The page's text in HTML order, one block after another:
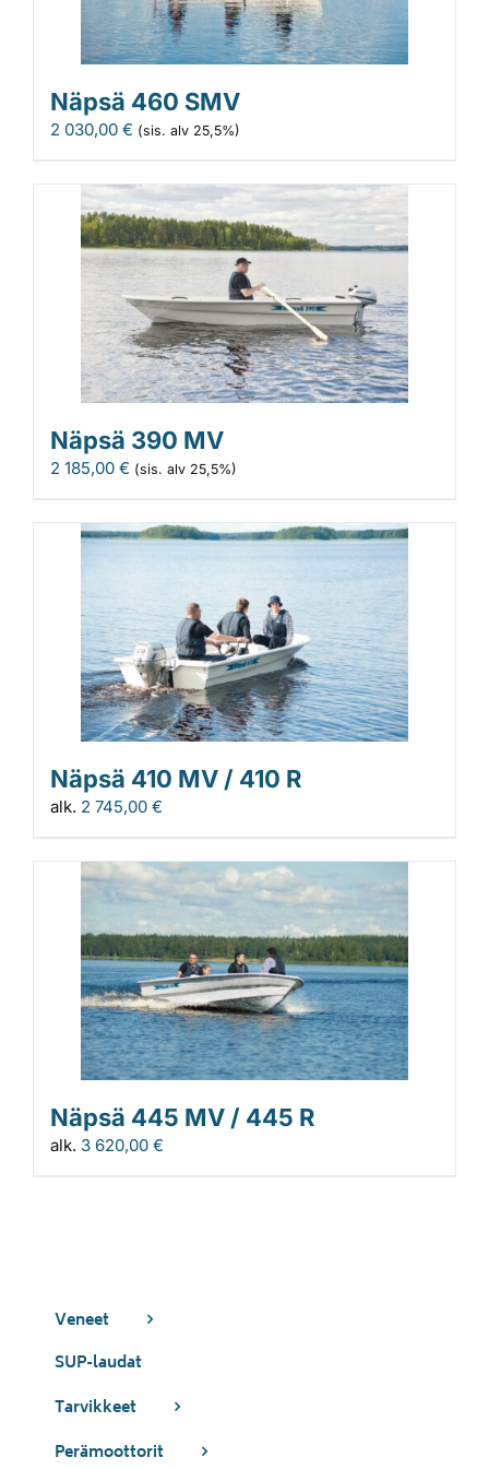
Näpsä 460 SMV
2 030,00 € (sis. alv 25,5%)
Näpsä 390 MV
2 185,00 € (sis. alv 25,5%)
Näpsä 410 MV / 410 R
alk. 2 745,00 €
Näpsä 445 MV / 445 R
alk. 3 620,00 €
Veneet
SUP-laudat
Tarvikkeet
Perämoottorit